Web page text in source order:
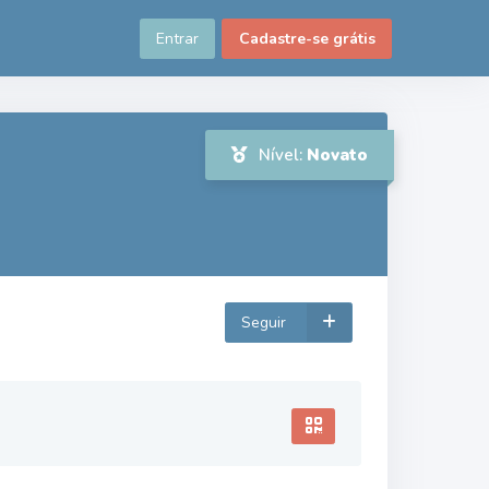
Entrar Cadastre-se grátis
Nível: Novato
Seguir